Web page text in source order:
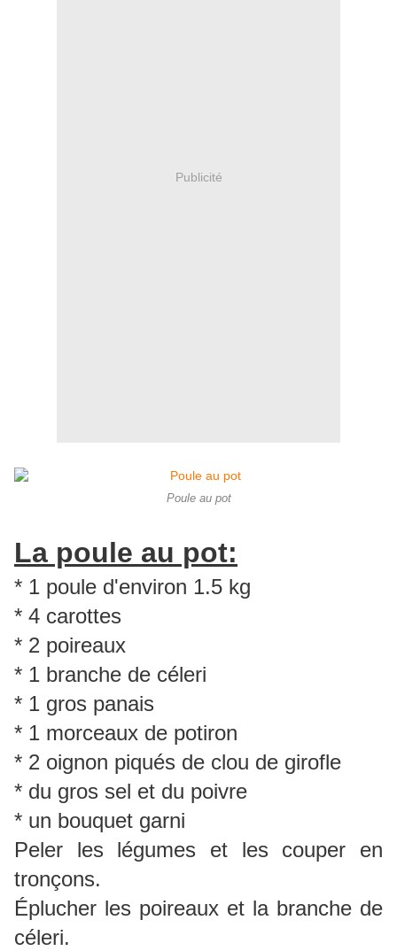
Publicité
Poule au pot
La poule au pot:
* 1 poule d'environ 1.5 kg
* 4 carottes
* 2 poireaux
* 1 branche de céleri
* 1 gros panais
* 1 morceaux de potiron
* 2 oignon piqués de clou de girofle
* du gros sel et du poivre
* un bouquet garni
Peler les légumes et les couper en
tronçons.
Éplucher les poireaux et la branche de
céleri.